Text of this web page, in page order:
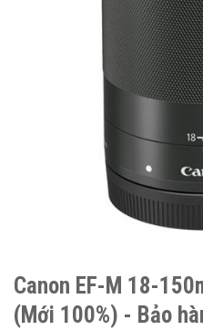
Canon EF-M 18-
(Mới 100%) - Bảo